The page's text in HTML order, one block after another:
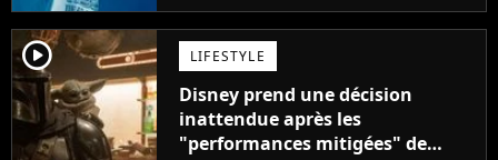
player2 LIFESTYLE
Disney prend une décision
inattendue après les
"performances mitigées" de